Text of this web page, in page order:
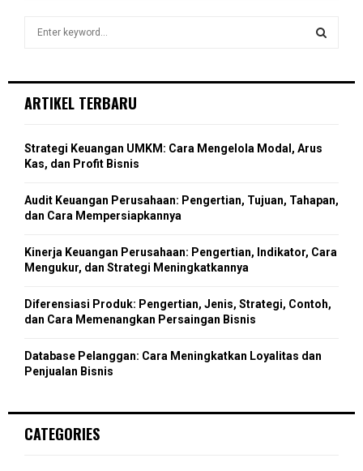
R
h
o
r
ARTIKEL TERBARU
Strategi Keuangan UMKM: Cara Mengelola Modal, Arus
Kas, dan Profit Bisnis
Audit Keuangan Perusahaan: Pengertian, Tujuan, Tahapan,
dan Cara Mempersiapkannya
Kinerja Keuangan Perusahaan: Pengertian, Indikator, Cara
Mengukur, dan Strategi Meningkatkannya
Diferensiasi Produk: Pengertian, Jenis, Strategi, Contoh,
dan Cara Memenangkan Persaingan Bisnis
Database Pelanggan: Cara Meningkatkan Loyalitas dan
Penjualan Bisnis
CATEGORIES